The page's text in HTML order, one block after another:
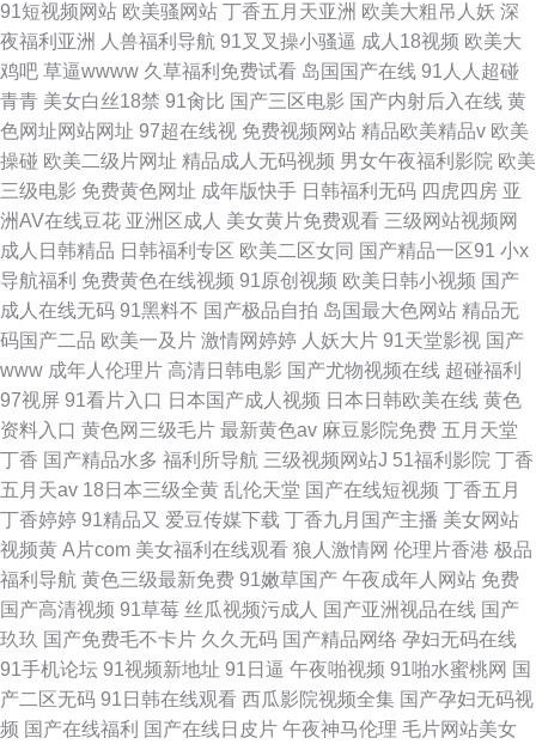
91短视频网站 欧美骚网站 丁香五月天亚洲 欧美大粗吊人妖 深
夜福利亚洲
人兽福利导航 91叉叉操小骚逼 成人18视频 欧美大
鸡吧 草逼wwww 久草福利免费试看 岛国国产在线 91人人超碰
青青 美女白丝18禁 91肏比 国产三区电影 国产内射后入在线 黄
色网址网站网址 97超在线视 免费视频网站 精品欧美精品v 欧美
操碰 欧美二级片网址 精品成人无码视频 男女午夜福利影院 欧美
三级电影 免费黄色网址 成年版快手 日韩福利无码 四虎四房 亚
洲AV在线豆花 亚洲区成人 美女黄片免费观看 三级网站视频网
成人日韩精品 日韩福利专区 欧美二区女同 国产精品一区91 小x
导航福利 免费黄色在线视频 91原创视频 欧美日韩小视频 国产
成人在线无码 91黑料不 国产极品自拍 岛国最大色网站 精品无
码国产二品 欧美一及片 激情网婷婷 人妖大片 91天堂影视 国产
www 成年人伦理片 高清日韩电影 国产尤物视频在线 超碰福利
97视屏 91看片入口 日本国产成人视频 日本日韩欧美在线 黄色
资料入口 黄色网三级毛片 最新黄色av 麻豆影院免费 五月天堂
丁香 国产精品水多 福利所导航 三级视频网站J 51福利影院 丁香
五月天av 18日本三级全黄 乱伦天堂 国产在线短视频 丁香五月
丁香婷婷 91精品又 爱豆传媒下载 丁香九月国产主播 美女网站
视频黄 A片com 美女福利在线观看 狼人激情网 伦理片香港 极品
福利导航 黄色三级最新免费 91嫩草国产 午夜成年人网站 免费
国产高清视频 91草莓 丝瓜视频污成人 国产亚洲视品在线 国产
玖玖 国产免费毛不卡片 久久无码 国产精品网络 孕妇无码在线
91手机论坛 91视频新地址 91日逼 午夜啪视频 91啪水蜜桃网 国
产二区无码 91日韩在线观看 西瓜影院视频全集 国产孕妇无码视
频 国产在线福利 国产在线日皮片 午夜神马伦理 毛片网站美女